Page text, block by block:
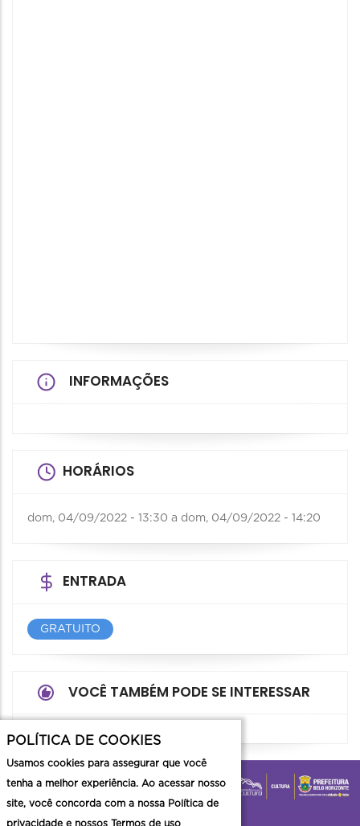
INFORMAÇÕES
HORÁRIOS
dom, 04/09/2022 - 13:30 a dom, 04/09/2022 - 14:20
ENTRADA
GRATUITO
VOCÊ TAMBÉM PODE SE INTERESSAR
POLÍTICA DE COOKIES
Usamos cookies para assegurar que você
tenha a melhor experiência. Ao acessar nosso
site, você concorda com a nossa Política de
privacidade e nossos Termos de uso